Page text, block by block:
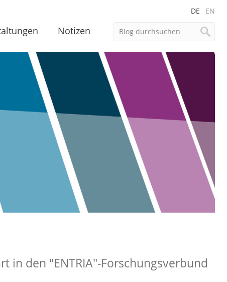
DE EN
Notizen
in den "ENTRIA"-Forschungsverbund